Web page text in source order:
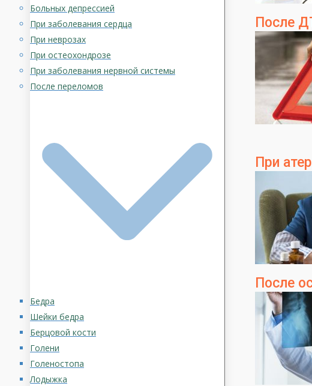
После
При
После
Больных депрессией
При заболевания сердца
При неврозах
При остеохондрозе
При заболевания нервной системы
После переломов
Бедра
Шейки бедра
Берцовой кости
Голени
Голеностопа
Лодыжка